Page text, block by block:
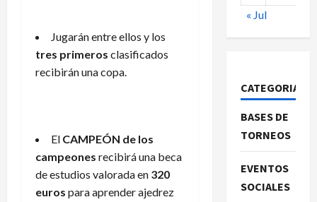
Jugarán entre ellos y los
tres primeros clasificados
recibirán una copa.
El CAMPEÓN de los
campeones recibirá una beca
de estudios valorada en 320
euros para aprender ajedrez
« Jul
CATEGORIAS
BASES DE
TORNEOS
EVENTOS
SOCIALES